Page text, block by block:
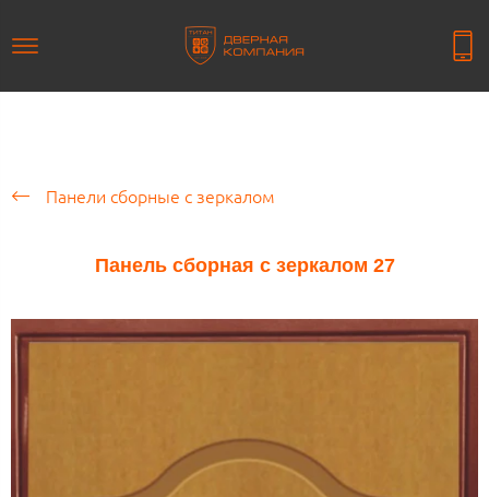
Панели сборные с зеркалом
Панель сборная с зеркалом 27